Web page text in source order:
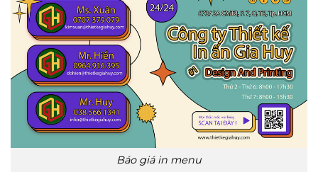
Báo giá in menu